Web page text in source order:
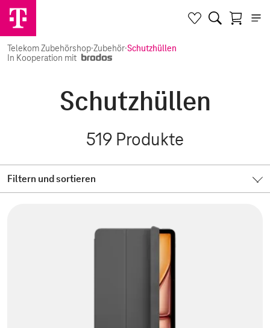
Telekom Zubehörshop·Zubehör·Schutzhüllen
In Kooperation mit
Schutzhüllen
519 Produkte
Filtern und sortieren